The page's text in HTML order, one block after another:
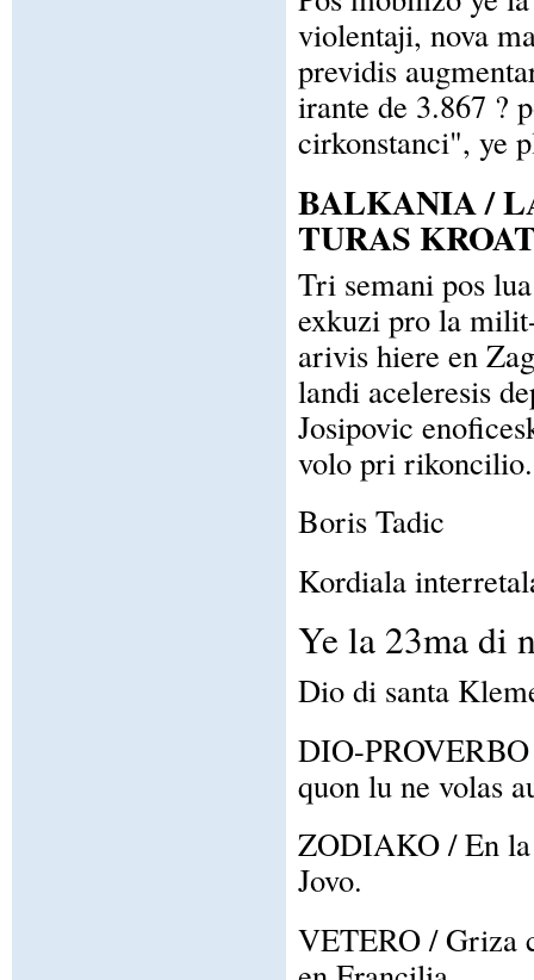
violentaji, nova
previdis
irante de 3.867 ?
cirkonstanci", ye
BALKANIA /
TURAS
Tri semani pos
exkuzi pro la
arivis hiere en
landi aceleresis
Josipovic
volo pri rikoncilio.
Boris Tadic
Kordiala
Ye la 23ma di
Dio di santa
DIO-PROVERBO
quon lu ne volas
ZODIAKO / En la
Jovo.
VETERO / Griza